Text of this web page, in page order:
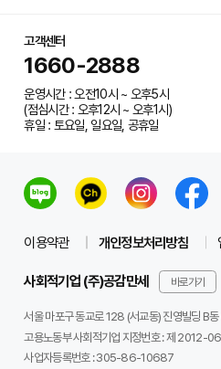
고객센터
1660-2888
운영시간 : 오전10시 ~ 오후5시
(점심시간 : 오후12시 ~ 오후1시)
휴일 : 토요일, 일요일, 공휴일
이용약관 개인정보처리방침
사회적기업 (주)공감만세 바로가기
서울 마포구 동교로 128 (서교동) 진영빌딩 B
고용노동부 사회적기업 지정번호 : 제 2012-
사업자등록번호 :305-86-10687